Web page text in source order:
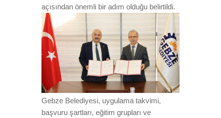
açısından önemli bir adım olduğu belirtildi.
Gebze Belediyesi, uygulama takvimi,
başvuru şartları, eğitim grupları ve